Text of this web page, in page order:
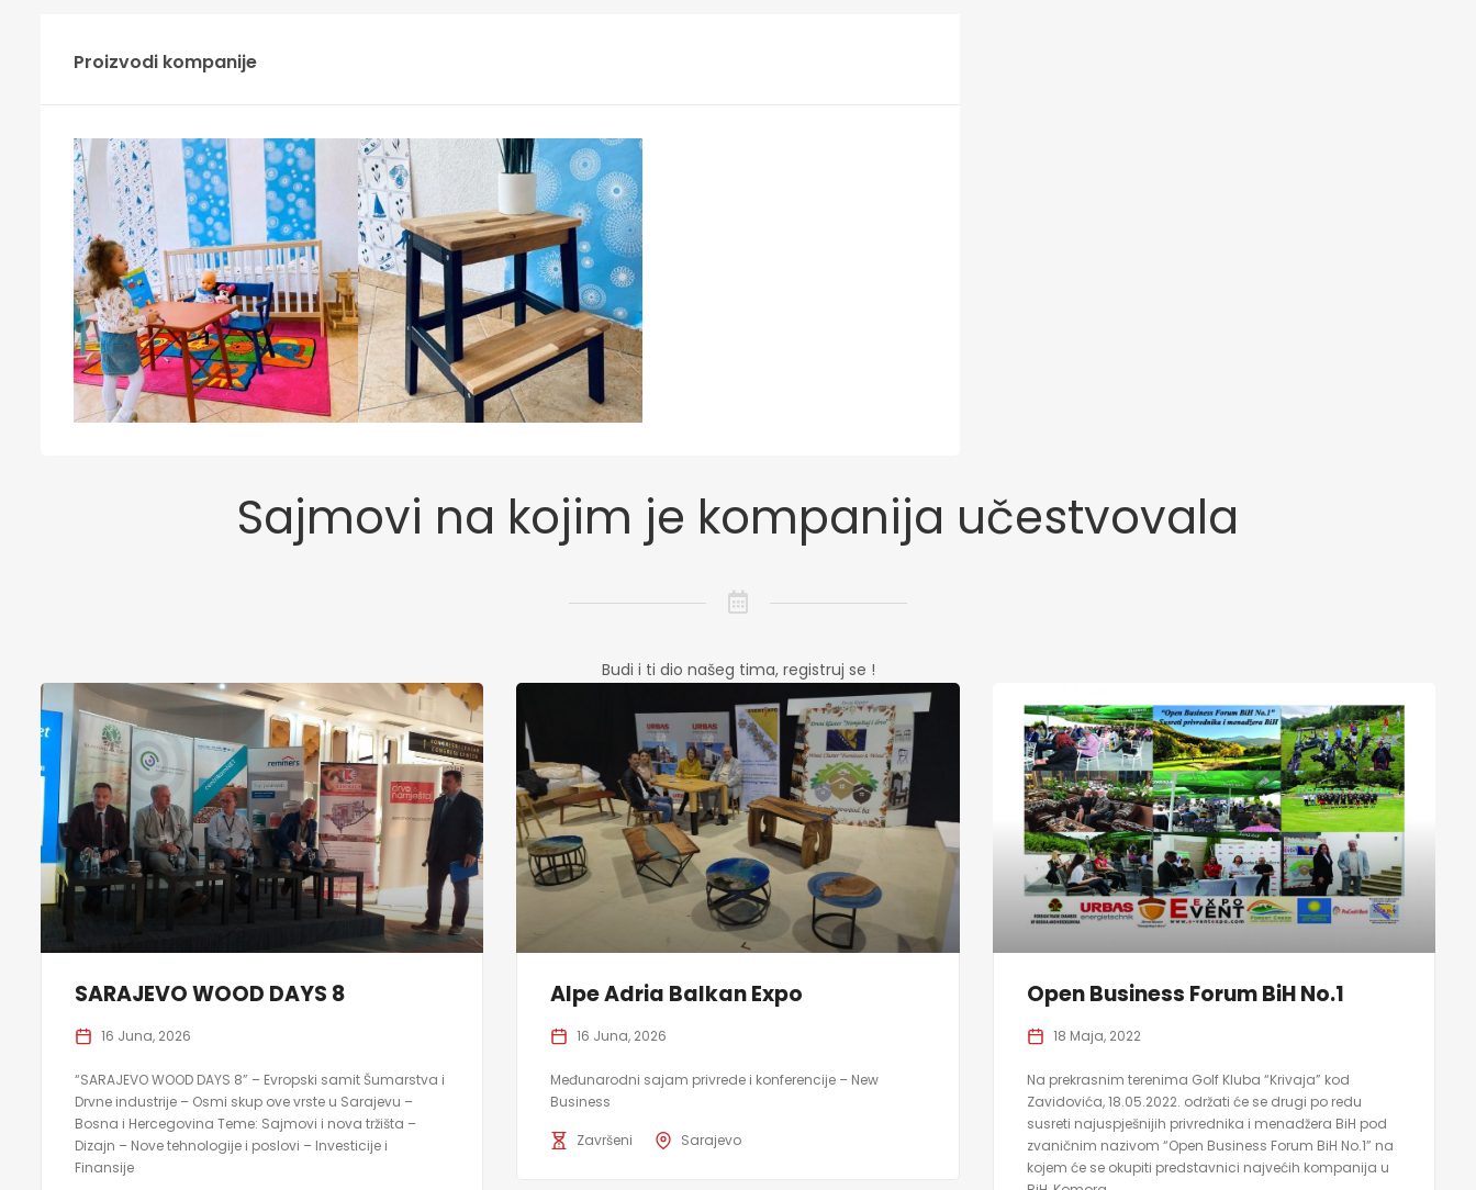
Proizvodi kompanije
Sajmovi na kojim je kompanija učestvovala
Budi i ti dio našeg tima, registruj se !
SARAJEVO WOOD DAYS 8
16 Juna, 2026
“SARAJEVO WOOD DAYS 8” – Evropski samit Šumarstva i
Drvne industrije – Osmi skup ove vrste u Sarajevu –
Bosna i Hercegovina Teme: Sajmovi i nova tržišta –
Dizajn – Nove tehnologije i poslovi – Investicije i
Finansije
Alpe Adria Balkan Expo
16 Juna, 2026
Međunarodni sajam privrede i konferencije – New
Business
Završeni Sarajevo
Open Business Forum BiH No.1
18 Maja, 2022
Na prekrasnim terenima Golf Kluba “Krivaja” kod
Zavidovića, 18.05.2022. održati će se drugi po redu
susreti najuspješnijih privrednika i menadžera BiH pod
zvaničnim nazivom “Open Business Forum BiH No.1” na
kojem će se okupiti predstavnici najvećih kompanija u